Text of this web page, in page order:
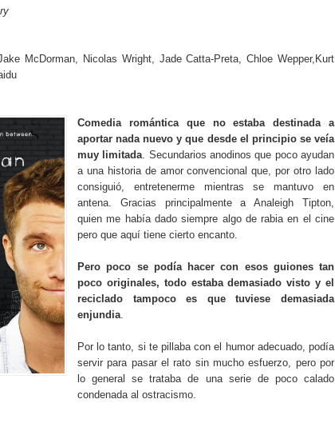
McDorman, Nicolas Wright, Jade Catta-Preta, Chloe Wepper,Kurt
Comedia romántica que no estaba destinada a
aportar nada nuevo y que desde el principio se veía
muy limitada . Secundarios anodinos que poco ayudan
a una historia de amor convencional que, por otro lado
consiguió, entretenerme mientras se mantuvo en
antena. Gracias principalmente a Analeigh Tipton,
quien me había dado siempre algo de rabia en el cine
pero que aquí tiene cierto encanto.
Pero poco se podía hacer con esos guiones tan
poco originales, todo estaba demasiado visto y el
reciclado tampoco es que tuviese demasiada
enjundia
Por lo tanto, si te pillaba con el humor adecuado, podía
servir para pasar el rato sin mucho esfuerzo, pero por
lo general se trataba de una serie de poco calado
condenada al ostracismo.